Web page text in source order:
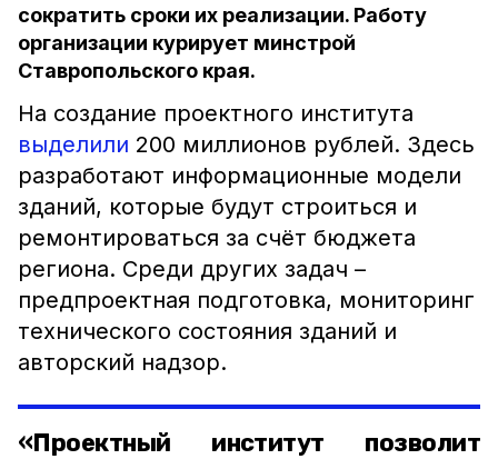
сократить сроки их реализации. Работу
организации курирует минстрой
Ставропольского края.
На создание проектного института
выделили 200 миллионов рублей. Здесь
разработают информационные модели
зданий, которые будут строиться и
ремонтироваться за счёт бюджета
региона. Среди других задач –
предпроектная подготовка, мониторинг
технического состояния зданий и
авторский надзор.
«Проектный институт позволит